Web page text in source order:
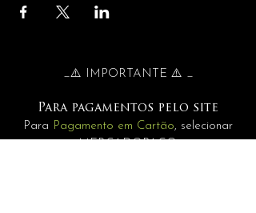
_⚠️ IMPORTANTE ⚠️ _
Para pagamentos pelo site
Para Pagamento em Cartão, selecionar
MERCADOPAGO.